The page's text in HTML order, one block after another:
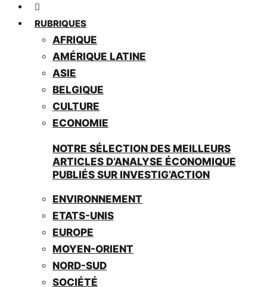
RUBRIQUES
AFRIQUE
AMÉRIQUE LATINE
ASIE
BELGIQUE
CULTURE
ECONOMIE
NOTRE SÉLECTION DES MEILLEURS
ARTICLES D’ANALYSE ÉCONOMIQUE
PUBLIÉS SUR INVESTIG’ACTION
ENVIRONNEMENT
ETATS-UNIS
EUROPE
MOYEN-ORIENT
NORD-SUD
SOCIÉTÉ